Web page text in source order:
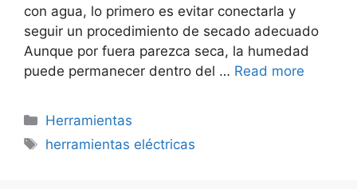
con agua, lo primero es evitar conectarla y
seguir un procedimiento de secado adecuado
Aunque por fuera parezca seca, la humedad
puede permanecer dentro del … Read more
Categorías
Herramientas
Etiquetas
herramientas eléctricas